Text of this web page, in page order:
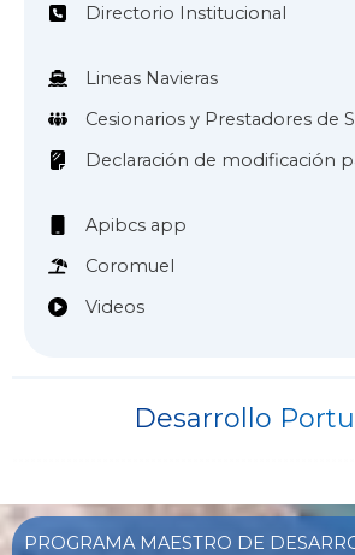
Directorio Institucional
Lineas Navieras
Cesionarios y Prestadores de
Declaración de modificación
Apibcs app
Coromuel
Videos
Desarrollo
PROGRAMA MAESTRO DE